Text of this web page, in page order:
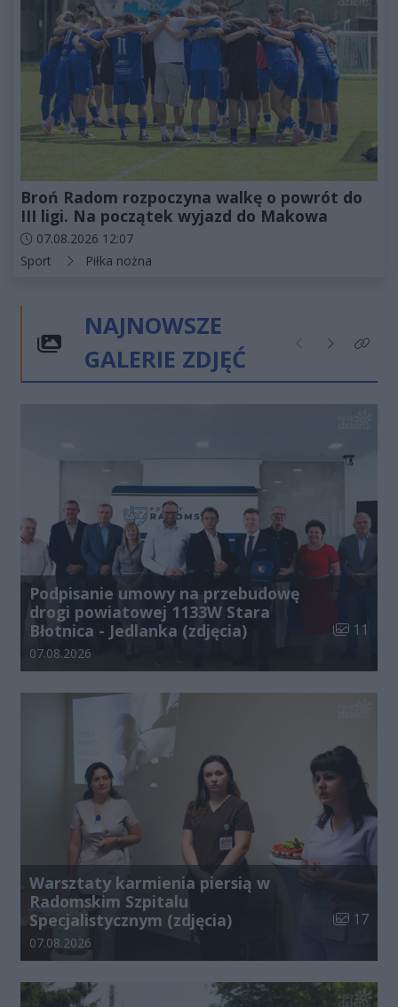
Broń Radom rozpoczyna walkę o powrót do
III ligi. Na początek wyjazd do Makowa
Data dodania artykułu:
07.08.2026 12:07
Kategorie artykułu:
Sport Piłka nożna
NAJNOWSZE
GALERIE ZDJĘĆ
Poprzednie
NastępneKliknij
Podpisanie umowy na przebudowę
drogi powiatowej 1133W Stara
Błotnica - Jedlanka (zdjęcia)
Liczba
11
Data dodania galerii:
07.08.2026
Warsztaty karmienia piersią w
Radomskim Szpitalu
Specjalistycznym (zdjęcia)
Liczba
17
Data dodania galerii:
07.08.2026